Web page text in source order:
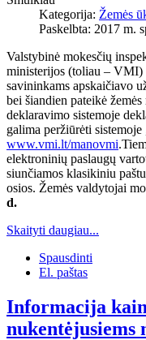
Kategorija: Žemės
Paskelbta: 2017 m.
Valstybinė mokesčių
ministerijos (toliau – VMI)
savininkams apskaičiavo
bei šiandien pateikė
deklaravimo sistemoje
galima peržiūrėti
www.vmi.lt/manovmi
elektroninių paslaugų
siunčiamos klasikiniu
osios. Žemės valdytojai
d.
Skaityti daugiau...
Spausdinti
El. paštas
Informacija
nukentėjusiems